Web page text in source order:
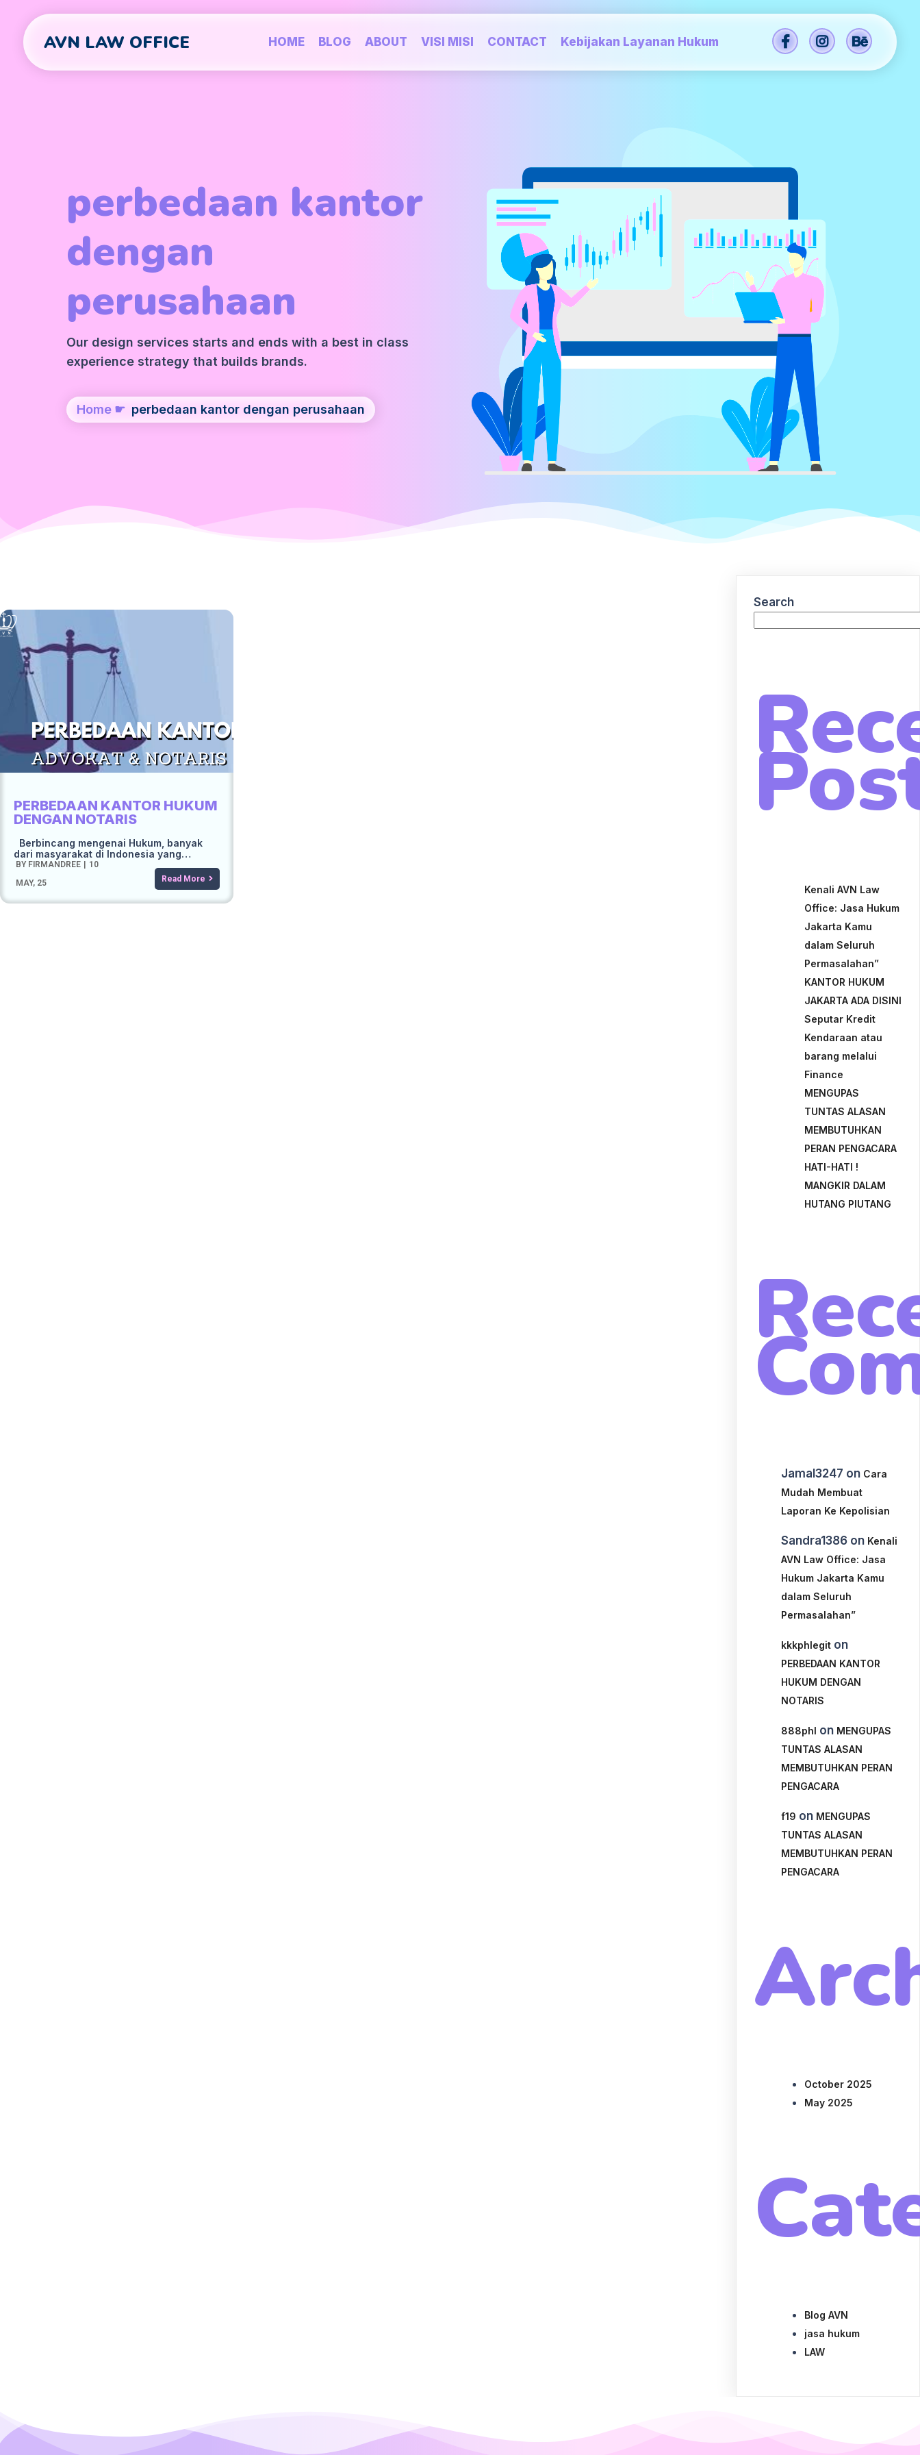
AVN LAW OFFICE HOME BLOG ABOUT VISI MISI CONTACT Kebijakan Layanan Hukum
perbedaan kantor
dengan
perusahaan
Our design services starts and ends with a best in class
experience strategy that builds brands.
Home ☛ perbedaan kantor dengan perusahaan
PERBEDAAN KANTOR HUKUM
DENGAN NOTARIS
BY FIRMANDREE
10
MAY, 25
Berbincang mengenai Hukum, banyak
dari masyarakat di Indonesia yang…
Read More
Search
Kenali AVN Law
Office: Jasa Hukum
Jakarta Kamu
dalam Seluruh
Permasalahan”
KANTOR HUKUM
JAKARTA ADA DISINI
Seputar Kredit
Kendaraan atau
barang melalui
Finance
MENGUPAS
TUNTAS ALASAN
MEMBUTUHKAN
PERAN PENGACARA
HATI-HATI !
MANGKIR DALAM
HUTANG PIUTANG
Jamal3247 on Cara
Mudah Membuat
Laporan Ke Kepolisian
Sandra1386 on Kenali
AVN Law Office: Jasa
Hukum Jakarta Kamu
dalam Seluruh
Permasalahan”
kkkphlegit on
PERBEDAAN KANTOR
HUKUM DENGAN
NOTARIS
888phl on MENGUPAS
TUNTAS ALASAN
MEMBUTUHKAN PERAN
PENGACARA
f19 on MENGUPAS
TUNTAS ALASAN
MEMBUTUHKAN PERAN
PENGACARA
October 2025
May 2025
Blog AVN
jasa hukum
LAW